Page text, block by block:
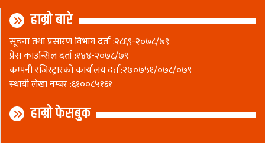
हाम्रो बारे
सूचना तथा प्रसारण विभाग दर्ता :२८६९-२०७८/७९
प्रेस काउन्सिल दर्ता :१४४-२०७८/७९
कम्पनी रजिस्ट्रारकाे कार्यालय दर्ता:२७०७५१/०७८/०७९
स्थायी लेखा नम्बर :६१००८५१६१
हाम्रो फेसबुक